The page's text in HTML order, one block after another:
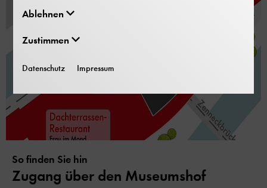
So finden Sie hin
Zugang über den Museumshof
Ablehnen
Zustimmen
Datenschutz Impressum